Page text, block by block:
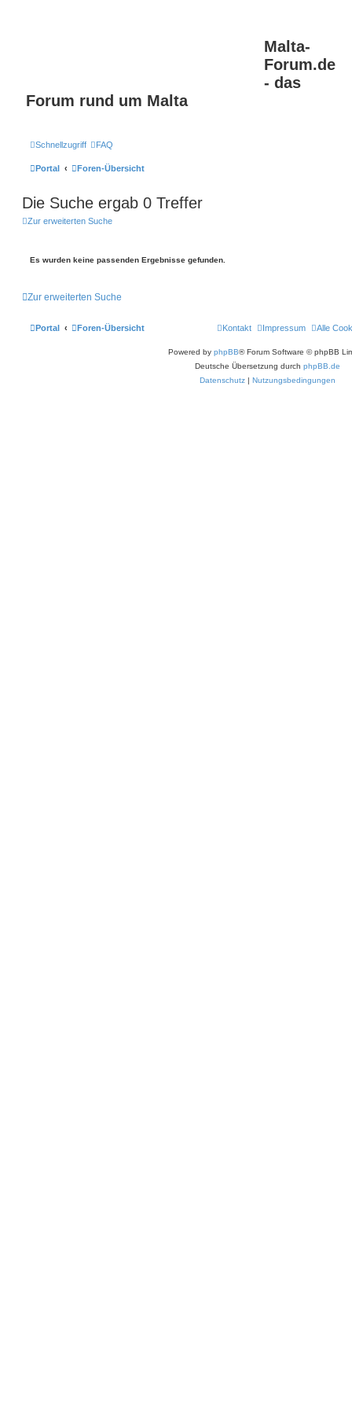
Malta-
Forum.de
- das
Forum rund um Malta
Schnellzugriff FAQ
Portal Foren-Übersicht
Die Suche ergab 0 Treffer
Zur erweiterten Suche
Es wurden keine passenden Ergebnisse gefunden.
Zur erweiterten Suche
Portal Foren-Übersicht Alle
Impressum
Kontakt
Powered by phpBB® Forum Software © phpBB
Deutsche Übersetzung durch phpBB.de
Datenschutz | Nutzungsbedingungen